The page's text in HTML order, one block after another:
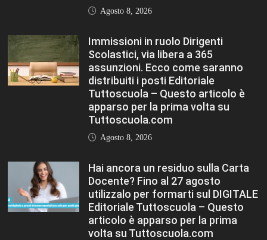
Agosto 8, 2026
Immissioni in ruolo Dirigenti
Scolastici, via libera a 365
assunzioni. Ecco come saranno
distribuiti i posti Editoriale
Tuttoscuola – Questo articolo è
apparso per la prima volta su
Tuttoscuola.com
Agosto 8, 2026
Hai ancora un residuo sulla Carta
Docente? Fino al 27 agosto
utilizzalo per formarti sul DIGITALE
Editoriale Tuttoscuola – Questo
articolo è apparso per la prima
volta su Tuttoscuola.com